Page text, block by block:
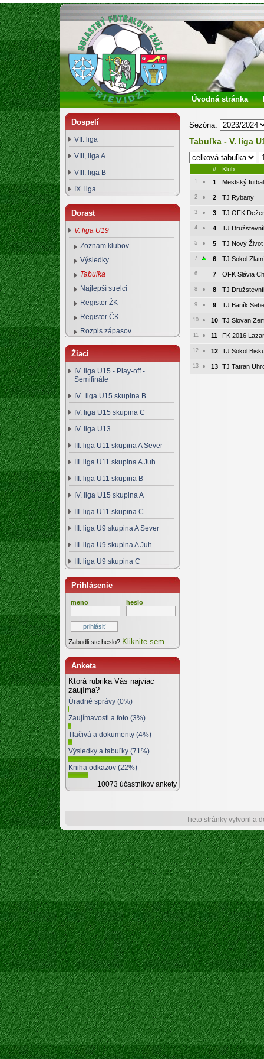
Oblastný futbalový zväz Prievidza
Úvodná stránka
Dospelí
VII. liga
VIII, liga A
VIII. liga B
IX. liga
Dorast
V. liga U19
Zoznam klubov
Výsledky
Tabuľka
Najlepší strelci
Register ŽK
Register ČK
Rozpis zápasov
Žiaci
IV. liga U15 - Play-off -
Semifinále
IV.. liga U15 skupina B
IV. liga U15 skupina C
IV. liga U13
III. liga U11 skupina A Sever
III. liga U11 skupina A Juh
III. liga U11 skupina B
IV. liga U15 skupina A
III. liga U11 skupina C
III. liga U9 skupina A Sever
III. liga U9 skupina A Juh
III. liga U9 skupina C
Prihlásenie
meno heslo
Zabudli ste heslo? Kliknite sem.
Anketa
Ktorá rubrika Vás najviac
zaujíma?
Úradné správy (0%)
Zaujímavosti a foto (3%)
Tlačivá a dokumenty (4%)
Výsledky a tabuľky (71%)
Kniha odkazov (22%)
10073 účastníkov ankety
Sezóna:
Tabuľka - V. liga
# Klub
1 1 Mestský
2 2 TJ Rybany
3 3 TJ OFK
4 4 TJ
5 5 TJ Nový Život
7 6 TJ Sokol
6 7 OFK Slávia
8 8 TJ
9 9 TJ Baník
10 10 TJ Slovan
11 11 FK 2016
12 12 TJ Sokol
13 13 TJ Tatran
Tieto stránky vytvoril a